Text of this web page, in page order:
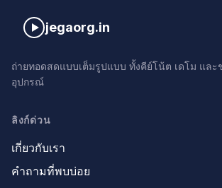
jegaorg.in
ถ่ายทอดสดแบบเต็มรูปแบบ ทั้งคีย์โน้ต เดโม แล
อุปกรณ์
ลิงก์ด่วน
เกี่ยวกับเรา
คำถามที่พบบ่อย